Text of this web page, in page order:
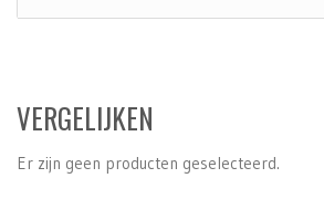
VERGELIJKEN
Er zijn geen producten geselecteerd.